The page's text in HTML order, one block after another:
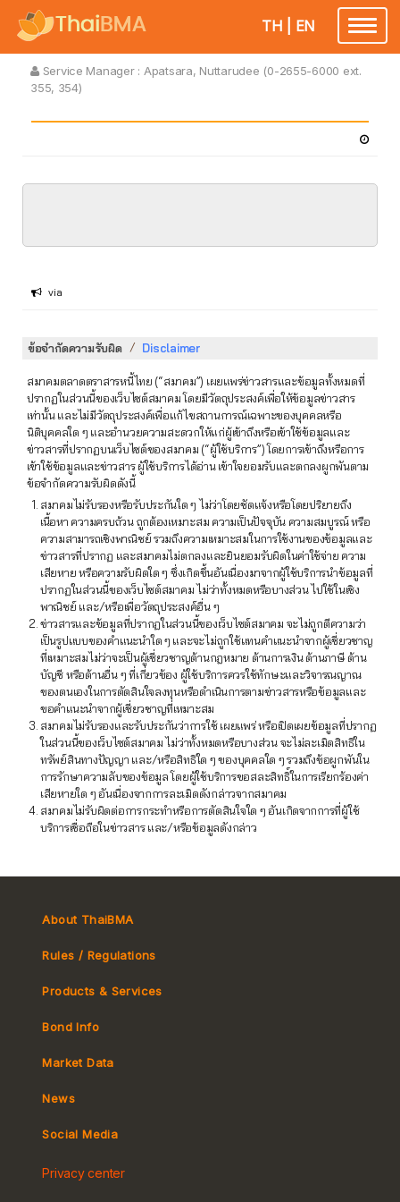
Toggle
TH EN
Service Manager : Apatsara, Nuttarudee (0-2655-6000 ext.
355, 354)
via
ข้อจำกัดความรับผิด / Disclaimer
สมาคมตลาดตราสารหนี้ไทย (“สมาคม”) เผยแพร่ข่าวสารและข้อมูลทั้งหมดที่
ปรากฏในส่วนนี้ของเว็บไซต์สมาคม โดยมีวัตถุประสงค์เพื่อให้ข้อมูลข่าวสาร
เท่านั้น และไม่มีวัตถุประสงค์เพื่อแก้ไขสถานการณ์เฉพาะของบุคคลหรือ
นิติบุคคลใด ๆ และอำนวยความสะดวกให้แก่ผู้เข้าถึงหรือเข้าใช้ข้อมูลและ
ข่าวสารที่ปรากฏบนเว็บไซต์ของสมาคม (“ผู้ใช้บริการ”) โดยการเข้าถึงหรือการ
เข้าใช้ข้อมูลและข่าวสาร ผู้ใช้บริการได้อ่าน เข้าใจยอมรับและตกลงผูกพันตาม
ข้อจำกัดความรับผิดดังนี้
สมาคมไม่รับรองหรือรับประกันใด ๆ ไม่ว่าโดยชัดแจ้งหรือโดยปริยายถึง
เนื้อหา ความครบถ้วน ถูกต้องเหมาะสม ความเป็นปัจจุบัน ความสมบูรณ์ หรือ
ความสามารถเชิงพาณิชย์ รวมถึงความเหมาะสมในการใช้งานของข้อมูลและ
ข่าวสารที่ปรากฏ และสมาคมไม่ตกลงและยินยอมรับผิดในค่าใช้จ่าย ความ
เสียหาย หรือความรับผิดใด ๆ ซึ่งเกิดขึ้นอันเนื่องมาจากผู้ใช้บริการนำข้อมูลที่
ปรากฏในส่วนนี้ของเว็บไซต์สมาคม ไม่ว่าทั้งหมดหรือบางส่วน ไปใช้ในเชิง
พาณิชย์ และ/หรือเพื่อวัตถุประสงค์อื่น ๆ
ข่าวสารและข้อมูลที่ปรากฏในส่วนนี้ของเว็บไซต์สมาคม จะไม่ถูกตีความว่า
เป็นรูปแบบของคำแนะนำใด ๆ และจะไม่ถูกใช้แทนคำแนะนำจากผู้เชี่ยวชาญ
ที่เหมาะสมไม่ว่าจะเป็นผู้เชี่ยวชาญด้านกฎหมาย ด้านการเงิน ด้านภาษี ด้าน
บัญชี หรือด้านอื่น ๆ ที่เกี่ยวข้อง ผู้ใช้บริการควรใช้ทักษะและวิจารณญาณ
ของตนเองในการตัดสินใจลงทุนหรือดำเนินการตามข่าวสารหรือข้อมูลและ
ขอคำแนะนำจากผู้เชี่ยวชาญที่เหมาะสม
สมาคมไม่รับรองและรับประกันว่าการใช้ เผยแพร่ หรือเปิดเผยข้อมูลที่ปรากฏ
ในส่วนนี้ของเว็บไซต์สมาคม ไม่ว่าทั้งหมดหรือบางส่วน จะไม่ละเมิดสิทธิใน
ทรัพย์สินทางปัญญา และ/หรือสิทธิใด ๆ ของบุคคลใด ๆ รวมถึงข้อผูกพันใน
การรักษาความลับของข้อมูล โดยผู้ใช้บริการขอสละสิทธิ์ในการเรียกร้องค่า
เสียหายใด ๆ อันเนื่องจากการละเมิดดังกล่าวจากสมาคม
สมาคมไม่รับผิดต่อการกระทำหรือการตัดสินใจใด ๆ อันเกิดจากการที่ผู้ใช้
บริการเชื่อถือในข่าวสาร และ/หรือข้อมูลดังกล่าว
About ThaiBMA
Rules / Regulations
Tax
Products & Services
MeBond
e-bookbuilding
Bond Info
Market Data
Yield Curve
News
Social Media
Privacy center